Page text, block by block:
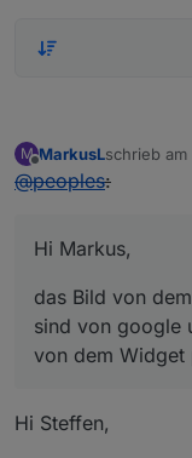
M
Offline
MarkusLschrieb am
zuletzt
@peoples:
Hi Markus,
das Bild von
sind von google
von dem Widget
Hi Steffen,